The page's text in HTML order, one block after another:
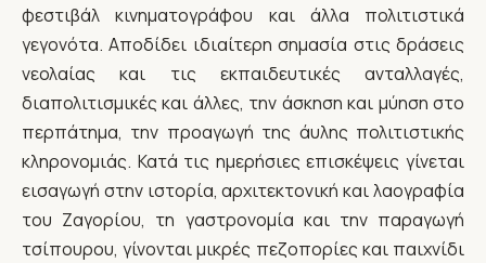
φεστιβάλ κινηματογράφου και άλλα πολιτιστικά
γεγονότα. Αποδίδει ιδιαίτερη σημασία στις δράσεις
νεολαίας και τις εκπαιδευτικές ανταλλαγές,
διαπολιτισμικές και άλλες, την άσκηση και μύηση στο
περπάτημα, την προαγωγή της άυλης πολιτιστικής
κληρονομιάς. Κατά τις ημερήσιες επισκέψεις γίνεται
εισαγωγή στην ιστορία, αρχιτεκτονική και λαογραφία
του Ζαγορίου, τη γαστρονομία και την παραγωγή
τσίπουρου, γίνονται μικρές πεζοπορίες και παιχνίδι